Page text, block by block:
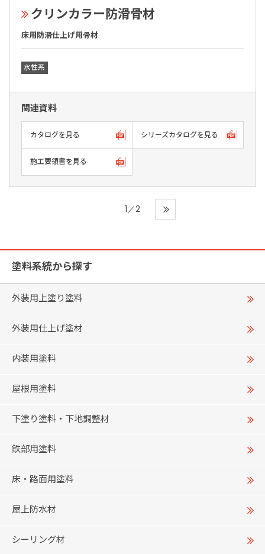
クリンカラー防滑骨材
床用防滑仕上げ用骨材
水性系
関連資料
カタログを見る シリーズカタログを見る
施工要領書を見る
1／2
塗料系統から探す
外装用上塗り塗料
外装用仕上げ塗材
内装用塗料
屋根用塗料
下塗り塗料・下地調整材
鉄部用塗料
床・路面用塗料
屋上防水材
シーリング材